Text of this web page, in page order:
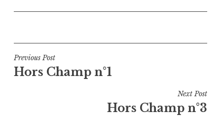
Navigation
de
Previous Post
Hors Champ n°1
Next Post
Hors Champ n°3